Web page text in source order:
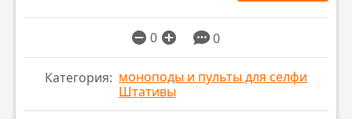
0 0
Категория: моноподы и пульты для селфи
Штативы